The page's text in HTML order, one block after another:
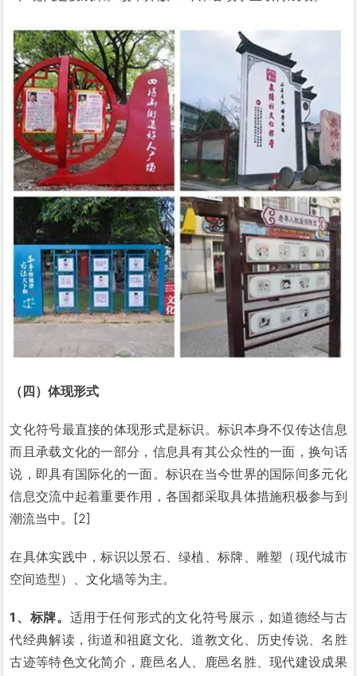
（四）体现形式
文化符号最直接的体现形式是标识。标识本身不仅传达信息
而且承载文化的一部分，信息具有其公众性的一面，换句话
说，即具有国际化的一面。标识在当今世界的国际间多元化
信息交流中起着重要作用，各国都采取具体措施积极参与到
潮流当中。[2]
在具体实践中，标识以景石、绿植、标牌、雕塑（现代城市
空间造型）、文化墙等为主。
1、标牌。 适用于任何形式的文化符号展示，如道德经与古
代经典解读，街道和祖庭文化、道教文化、历史传说、名胜
古迹等特色文化简介，鹿邑名人、鹿邑名胜、现代建设成果